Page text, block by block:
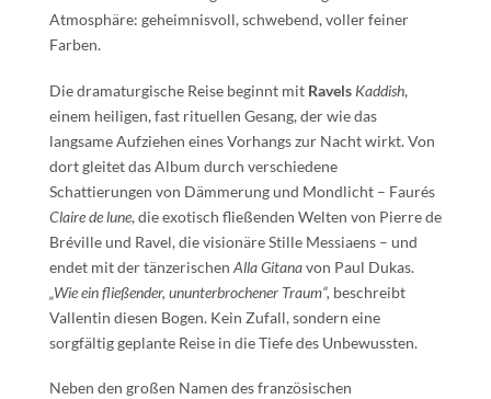
Atmosphäre: geheimnisvoll, schwebend, voller feiner
Farben.
Die dramaturgische Reise beginnt mit Ravels Kaddish,
einem heiligen, fast rituellen Gesang, der wie das
langsame Aufziehen eines Vorhangs zur Nacht wirkt. Von
dort gleitet das Album durch verschiedene
Schattierungen von Dämmerung und Mondlicht – Faurés
Claire de lune, die exotisch fließenden Welten von Pierre de
Bréville und Ravel, die visionäre Stille Messiaens – und
endet mit der tänzerischen Alla Gitanavon Paul Dukas.
„Wie ein fließender, ununterbrochener Traum“, beschreibt
Vallentin diesen Bogen. Kein Zufall, sondern eine
sorgfältig geplante Reise in die Tiefe des Unbewussten.
Neben den großen Namen des französischen